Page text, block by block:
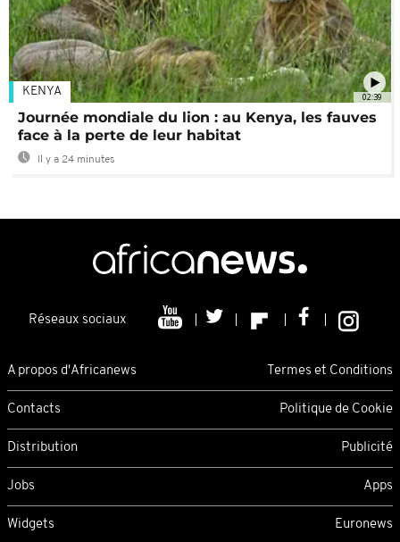
02:39
KENYA
Journée mondiale du lion : au Kenya, les fauves
face à la perte de leur habitat
Il y a 24 minutes
Réseaux sociaux
A propos d'Africanews Termes et Conditions
Contacts Politique de Cookie
Distribution Publicité
Jobs Apps
Widgets Euronews